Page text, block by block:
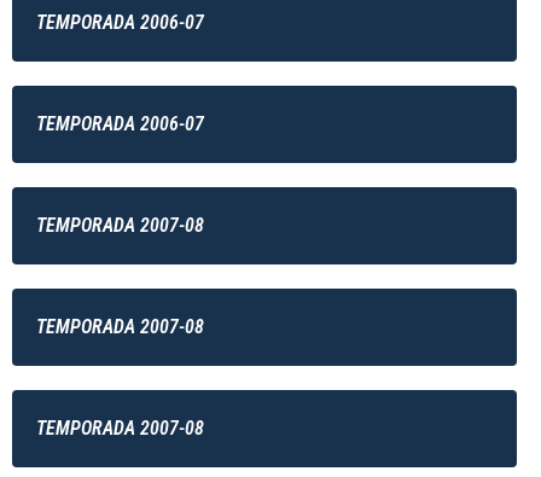
TEMPORADA 2006-07
TEMPORADA 2006-07
TEMPORADA 2007-08
TEMPORADA 2007-08
TEMPORADA 2007-08